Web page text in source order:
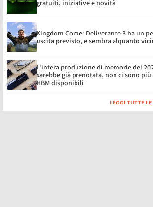
gratuiti, iniziative e novità
Kingdom Come: Deliverance 3 ha un
uscita previsto, e sembra alquanto
L'intera produzione di memorie del
sarebbe già prenotata, non ci sono più
HBM disponibili
LEGGI TUTTE